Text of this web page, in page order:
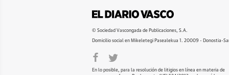
© Sociedad Vascongada de Publicaciones, S.A.
Domicilio social en Mikeletegi Pasealekua 1. 20009 - Donostia-
En lo posible, para la resolución de litigios en línea en materia de